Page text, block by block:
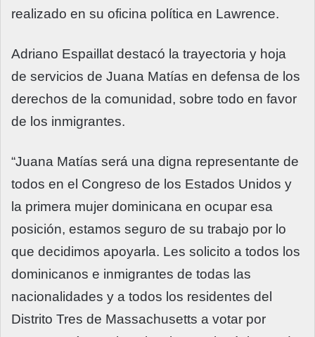
realizado en su oficina política en Lawrence.
Adriano Espaillat destacó la trayectoria y hoja
de servicios de Juana Matías en defensa de los
derechos de la comunidad, sobre todo en favor
de los inmigrantes.
“Juana Matías será una digna representante de
todos en el Congreso de los Estados Unidos y
la primera mujer dominicana en ocupar esa
posición, estamos seguro de su trabajo por lo
que decidimos apoyarla. Les solicito a todos los
dominicanos e inmigrantes de todas las
nacionalidades y a todos los residentes del
Distrito Tres de Massachusetts a votar por